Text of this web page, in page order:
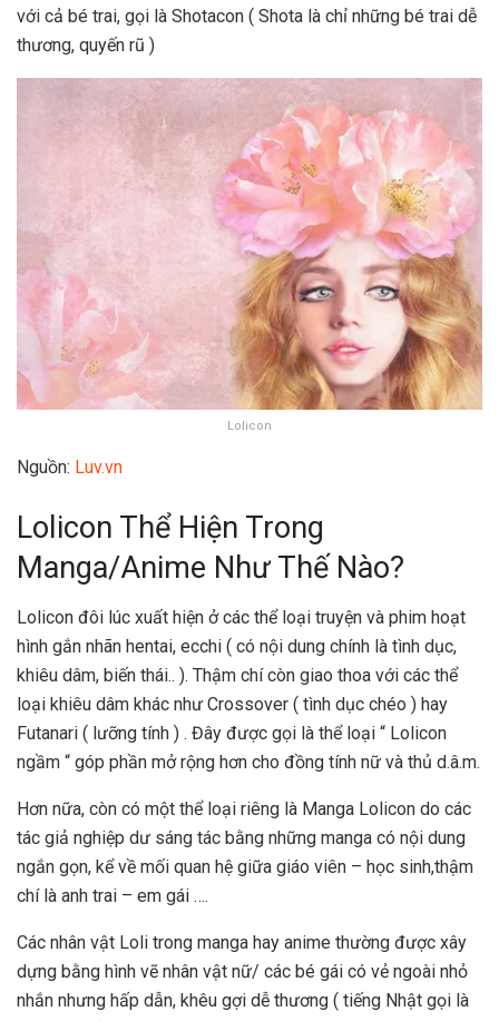
với cả bé trai, gọi là Shotacon ( Shota là chỉ những bé trai dễ
thương, quyến rũ )
Lolicon
Nguồn: Luv.vn
Lolicon Thể Hiện Trong
Manga/Anime Như Thế Nào?
Lolicon đôi lúc xuất hiện ở các thể loại truyện và phim hoạt
hình gắn nhãn hentai, ecchi ( có nội dung chính là tình dục,
khiêu dâm, biến thái.. ). Thậm chí còn giao thoa với các thể
loại khiêu dâm khác như Crossover ( tình dục chéo ) hay
Futanari ( lưỡng tính ) . Đây được gọi là thể loại “ Lolicon
ngầm “ góp phần mở rộng hơn cho đồng tính nữ và thủ d.â.m.
Hơn nữa, còn có một thể loại riêng là Manga Lolicon do các
tác giả nghiệp dư sáng tác bằng những manga có nội dung
ngắn gọn, kể về mối quan hệ giữa giáo viên – học sinh,thậm
chí là anh trai – em gái ….
Các nhân vật Loli trong manga hay anime thường được xây
dựng bằng hình vẽ nhân vật nữ/ các bé gái có vẻ ngoài nhỏ
nhắn nhưng hấp dẫn, khêu gợi dễ thương ( tiếng Nhật gọi là